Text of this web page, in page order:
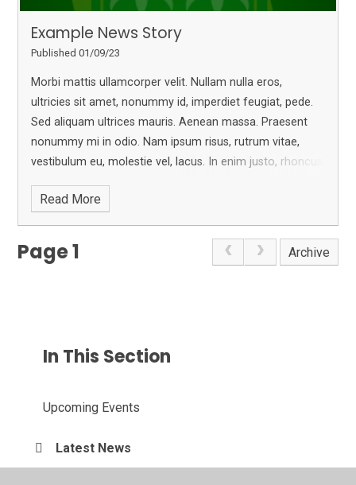
Example News Story
Published 01/09/23
Morbi mattis ullamcorper velit. Nullam nulla eros,
ultricies sit amet, nonummy id, imperdiet feugiat, pede.
Sed aliquam ultrices mauris. Aenean massa. Praesent
nonummy mi in odio. Nam ipsum risus, rutrum vitae,
vestibulum eu, molestie vel, lacus. In enim justo, rhoncus
ut, imperdiet a, venenatis vitae, justo. Donec venenatis
vulputate lorem. Aenean vulputate eleifend tellus.
Read More
Page 1 Archive
In This Section
Upcoming Events
Latest News